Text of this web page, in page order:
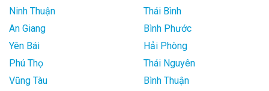
Ninh Thuận
Thái Bình
An Giang
Bình Phước
Yên Bái
Hải Phòng
Phú Thọ
Thái Nguyên
Vũng Tàu
Bình Thuận